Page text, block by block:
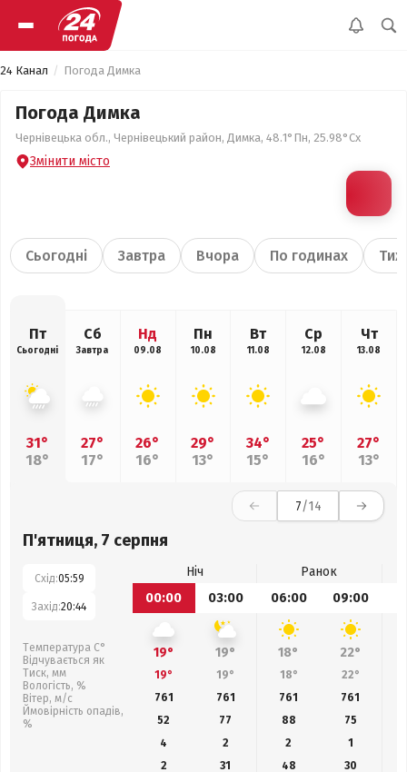
24 Канал Погода Димка
Погода Димка
Чернівецька обл., Чернівецький район, Димка, 48.1°Пн, 25.98°Сх
Змінити місто
Сьогодні Завтра Вчора По годинах
Пт
Сьогодні
31°
18°
Сб
Завтра
27°
17°
Нд
09.08
26°
16°
Пн
10.08
29°
13°
Вт
11.08
34°
15°
Ср
12.08
25°
16°
Чт
13.08
27°
13°
7/14
П'ятниця, 7 серпня
Схід:05:59
Захід:20:44
Температура С°
Відчувається як
Тиск, мм
Вологість, %
Вітер, м/с
Ймовірність опадів,
%
Ніч
Ранок
00:00
03:00 06:00 09:00
19° 19° 18° 22°
19° 19° 18° 22°
761
761 761 761
52
77 88 75
4
2 2
1
2
31 48 30